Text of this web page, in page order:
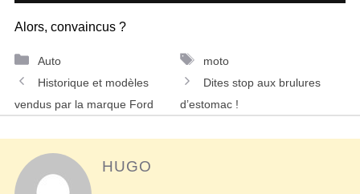
Alors, convaincus ?
Catégories
Auto Étiquettes
moto
Navigation
des
Historique et modèles
vendus par la marque Ford
Dites stop aux brulures
d’estomac !
HUGO